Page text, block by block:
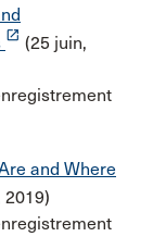
launch (25 juin,
and Where
2019)